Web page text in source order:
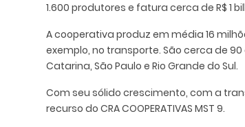
1.600 produtores e fatura cerca de R$ 1
A cooperativa produz em média 16
exemplo, no transporte. São cerca de
Catarina, São Paulo e Rio Grande do Sul.
Com seu sólido crescimento, com a
recurso do CRA COOPERATIVAS MST 9.